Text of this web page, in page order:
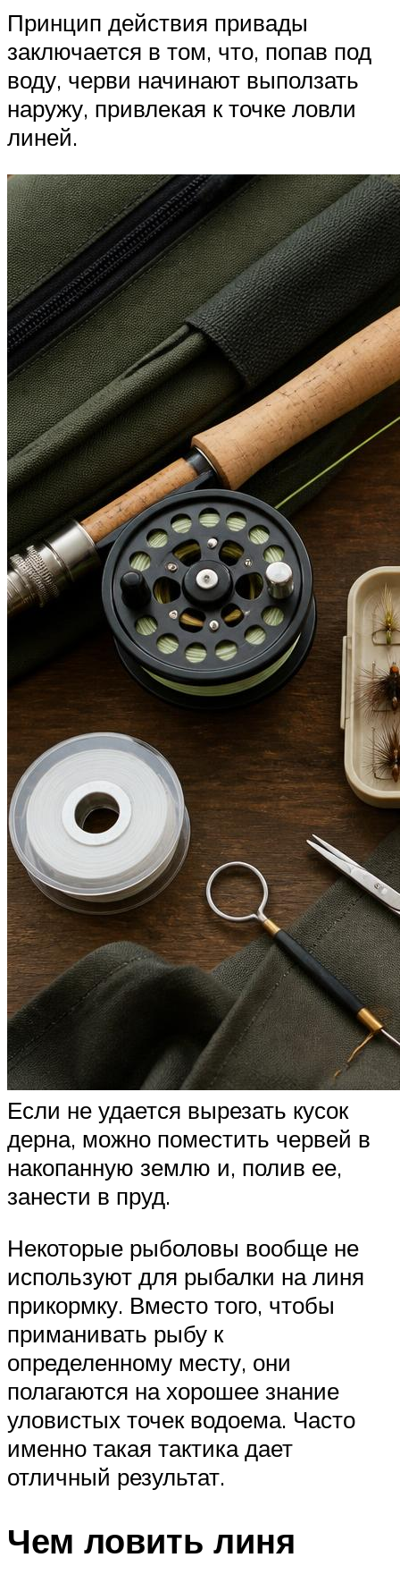
Принцип действия привады
заключается в том, что, попав под
воду, черви начинают выползать
наружу, привлекая к точке ловли
линей.
Если не удается вырезать кусок
дерна, можно поместить червей в
накопанную землю и, полив ее,
занести в пруд.
Некоторые рыболовы вообще не
используют для рыбалки на линя
прикормку. Вместо того, чтобы
приманивать рыбу к
определенному месту, они
полагаются на хорошее знание
уловистых точек водоема. Часто
именно такая тактика дает
отличный результат.
Чем ловить линя